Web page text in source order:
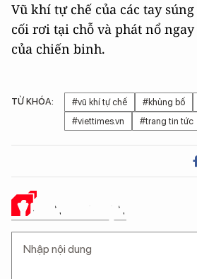
Vũ khí tự chế của các tay
cối rơi tại chỗ và phát nổ
của chiến binh.
TỪ KHÓA: #vũ khí tự chế #khủng bố
#viettimes.vn
#trang tin tức
Ý KIẾN CỦA BẠN